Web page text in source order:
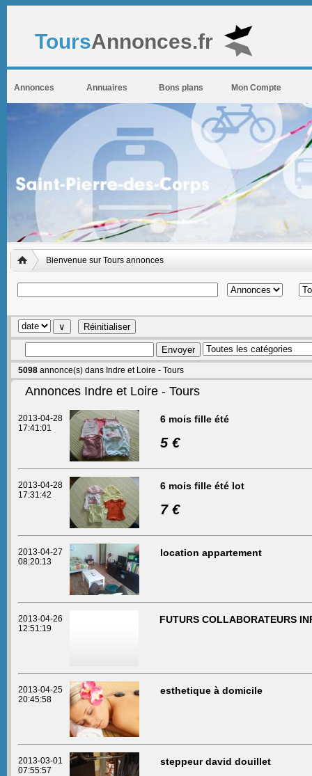
ToursAnnonces.fr
Annonces Annuaires Bons plans Mon Compte
Bienvenue sur Tours annonces
5098 annonce(s) dans Indre et Loire - Tours
Annonces Indre et Loire - Tours
2013-04-28
17:41:01
6 mois fille été
5 €
2013-04-28
17:31:42
6 mois fille été lot
7 €
2013-04-27
08:20:13
location appartement
2013-04-26
12:51:19
FUTURS COLLABORATEURS
2013-04-25
20:45:58
esthetique à domicile
2013-03-01
07:55:57
steppeur david douillet